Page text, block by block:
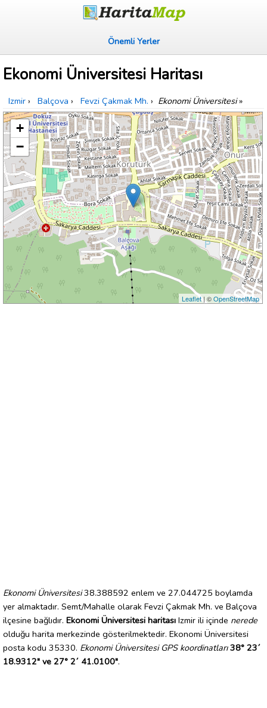
Önemli Yerler
Ekonomi Üniversitesi Haritası
Izmir › Balçova › Fevzi Çakmak Mh. › Ekonomi Üniversitesi»
+
−
Leaflet| ©OpenStreetMap
Ekonomi Üniversitesi38.388592 enlem ve 27.044725 boylamda
yer almaktadır. Semt/Mahalle olarak Fevzi Çakmak Mh. ve Balçova
ilçesine bağlıdır. Ekonomi Üniversitesi haritası Izmir ili içinde nerede
olduğu harita merkezinde gösterilmektedir. Ekonomi Üniversitesi
posta kodu 35330. Ekonomi Üniversitesi GPS koordinatları 38° 23´
18.9312" ve 27° 2´ 41.0100".